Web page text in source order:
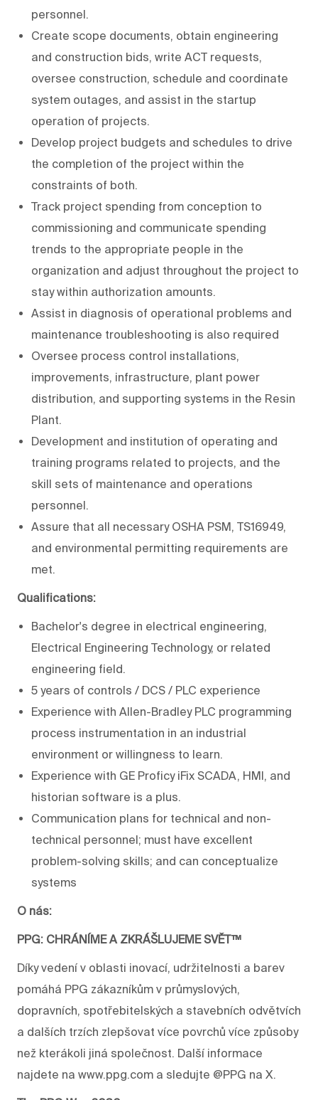
personnel.
Create scope documents, obtain engineering
and construction bids, write ACT requests,
oversee construction, schedule and coordinate
system outages, and assist in the startup
operation of projects.
Develop project budgets and schedules to drive
the completion of the project within the
constraints of both.
Track project spending from conception to
commissioning and communicate spending
trends to the appropriate people in the
organization and adjust throughout the project to
stay within authorization amounts.
Assist in diagnosis of operational problems and
maintenance troubleshooting is also required
Oversee process control installations,
improvements, infrastructure, plant power
distribution, and supporting systems in the Resin
Plant.
Development and institution of operating and
training programs related to projects, and the
skill sets of maintenance and operations
personnel.
Assure that all necessary OSHA PSM, TS16949,
and environmental permitting requirements are
met.
Qualifications:
Bachelor's degree in electrical engineering,
Electrical Engineering Technology, or related
engineering field.
5 years of controls / DCS / PLC experience
Experience with Allen-Bradley PLC programming
process instrumentation in an industrial
environment or willingness to learn.
Experience with GE Proficy iFix SCADA, HMI, and
historian software is a plus.
Communication plans for technical and non-
technical personnel; must have excellent
problem-solving skills; and can conceptualize
systems
O nás:
PPG: CHRÁNÍME A ZKRÁŠLUJEME SVĚT™
Díky vedení v oblasti inovací, udržitelnosti a barev
pomáhá PPG zákazníkům v průmyslových,
dopravních, spotřebitelských a stavebních odvětvích
a dalších trzích zlepšovat více povrchů více způsoby
než kterákoli jiná společnost. Další informace
najdete na www.ppg.com a sledujte @PPG na X.